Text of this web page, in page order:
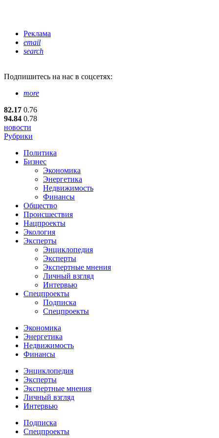
Реклама
email
search
Подпишитесь на нас в соцсетях:
more
82.17 0.76
94.84 0.78
новости
Рубрики
Политика
Бизнес
Экономика
Энергетика
Недвижимость
Финансы
Общество
Происшествия
Нацпроекты
Экология
Эксперты
Энциклопедия
Эксперты
Экспертные мнения
Личный взгляд
Интервью
Спецпроекты
Подписка
Спецпроекты
Экономика
Энергетика
Недвижимость
Финансы
Энциклопедия
Эксперты
Экспертные мнения
Личный взгляд
Интервью
Подписка
Спецпроекты